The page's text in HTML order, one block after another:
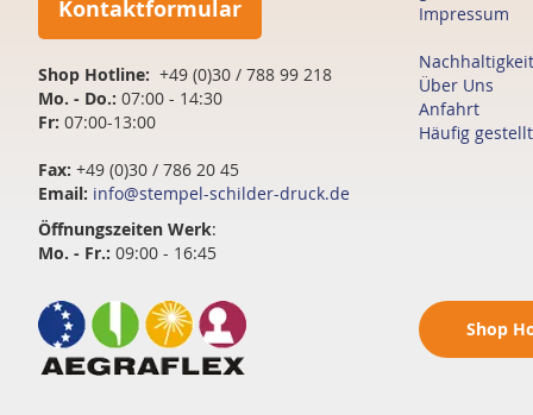
Kontaktformular
Shop Hotline: +49 (0)30 / 788 99 218
Mo. - Do.: 07:00 - 14:30
Fr: 07:00-13:00
Fax: +49 (0)30 / 786 20 45
Email: info@stempel-schilder-druck.de
Öffnungszeiten Werk:
Mo. - Fr.: 09:00 - 16:45
Impressum
Nachhaltigkeit
Über Uns
Anfahrt
Häufig
Shop